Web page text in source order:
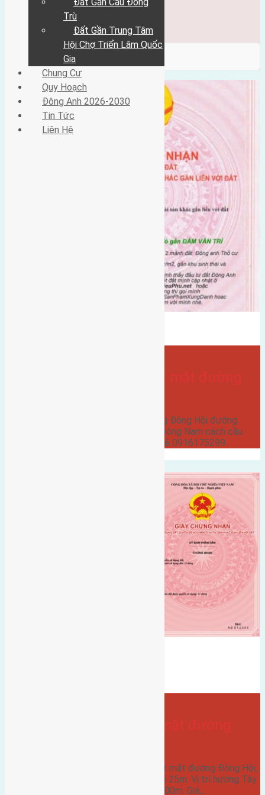
Đông Anh 2026-2030
Liên Hệ
/ Category / mặt đường đông hội
Bán 150m2(6×25) đất mặt đường
Bán 150m2(6x25) đất mặt đường Đông Hội đường
trước mặt 8m vỉa hè 5m hướng Đông Nam cách cầu
Đông Trù 900m giá 22 triệu liên hệ 0916175299 .
Cần bán 87,5m2 đất mặt đường
Cần bán đất diện tích 87,5m2 đất mặt đường Đông Hội,
Đông Anh, mặt tiền rộng 3,5m, dài 25m. Vị trí hướng Tây
Nam. Cách cầu Đông Trù đi vào 700m. Giá…
Trù
Đất Gần Trung Tâm
Hội Chợ Triển Lãm Quốc
Gia
Chung Cư
Quy Hoạch
Đông Anh 2026-2030
Tin Tức
Liên Hệ